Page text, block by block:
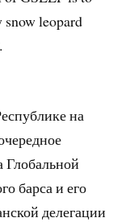
snow leopard
на
Глобальной
барса и его
делегации